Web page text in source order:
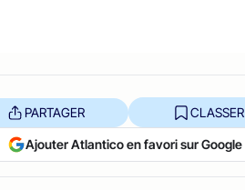
PARTAGER CLASSER
Ajouter Atlantico en favori sur Google